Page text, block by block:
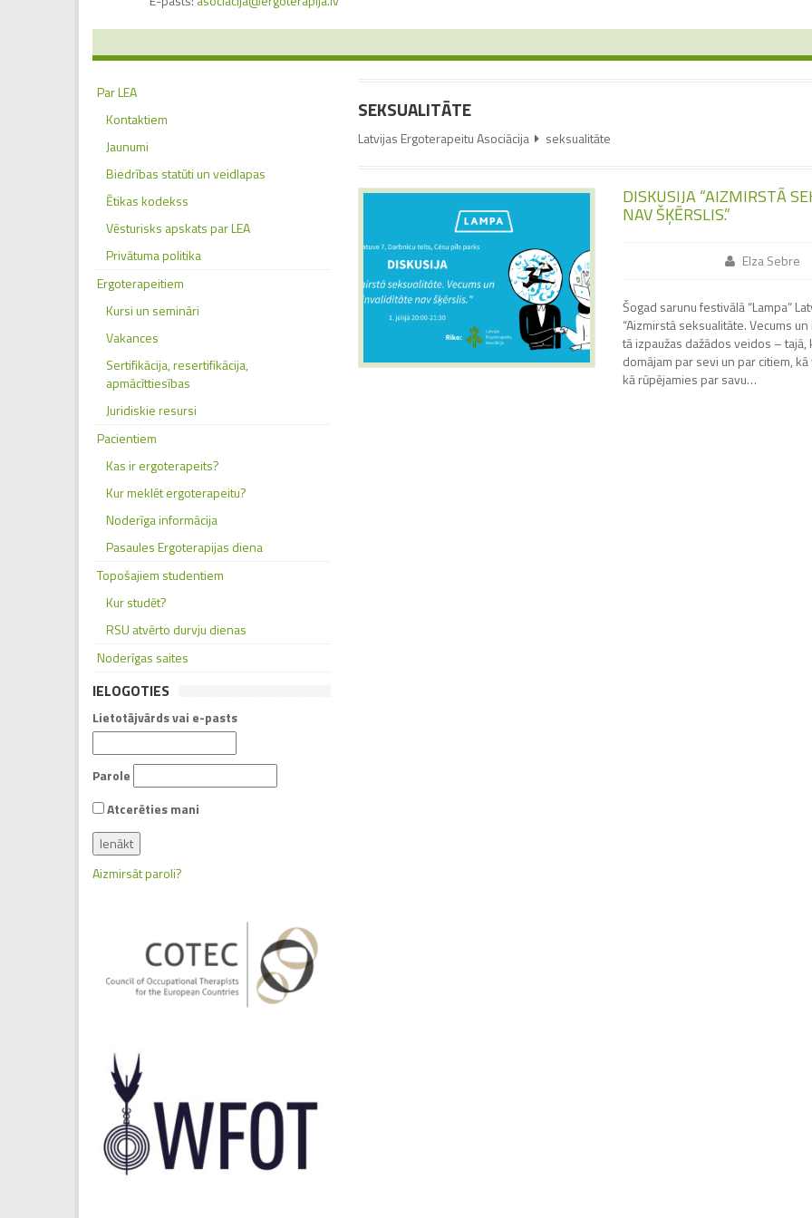
SEKSUALITĀTE
Latvijas Ergoterapeitu Asociācija seksualitāte
DISKUSIJA “AIZMIRSTĀ
NAV ŠĶĒRSLIS.”
Elza Sebre
Šogad sarunu festivālā “Lampa”
“Aizmirstā seksualitāte. Vecums
tā izpaužas dažādos veidos –
domājam par sevi un par citiem,
kā rūpējamies par savu…
Par LEA
Kontaktiem
Jaunumi
Biedrības statūti un veidlapas
Ētikas kodekss
Vēsturisks apskats par LEA
Privātuma politika
Ergoterapeitiem
Kursi un semināri
Vakances
Sertifikācija, resertifikācija,
apmācīttiesības
Juridiskie resursi
Pacientiem
Kas ir ergoterapeits?
Kur meklēt ergoterapeitu?
Noderīga informācija
Pasaules Ergoterapijas diena
Topošajiem studentiem
Kur studēt?
RSU atvērto durvju dienas
Noderīgas saites
IELOGOTIES
Lietotājvārds vai e-pasts
Parole
Atcerēties mani
Aizmirsāt paroli?